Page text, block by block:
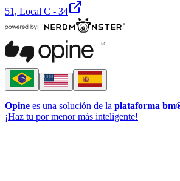
51, Local C - 34
Opine es una solución de la plataforma
¡Haz tu por menor más inteligente!